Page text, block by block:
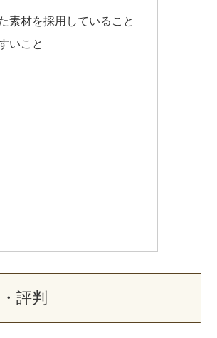
素材を採用していること
いこと
評判